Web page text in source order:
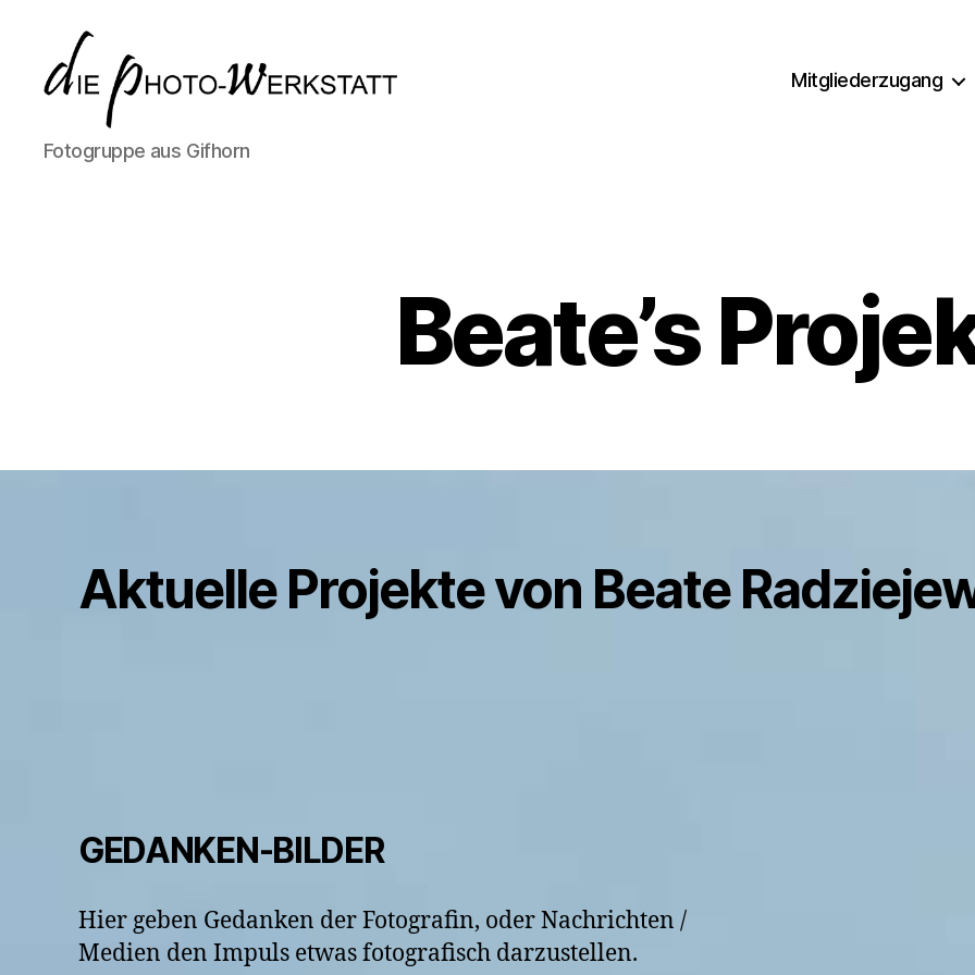
dIE
pHOTO-
Fotogruppe aus Gifhorn
Mitgliederzugang
Beate’s
Aktuelle Projekte von Beate
GEDANKEN-BILDER
Hier geben Gedanken der Fotografin, oder Nachrichten /
Medien den Impuls etwas fotografisch darzustellen.